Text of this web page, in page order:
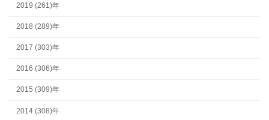
2019 (261)年
2018 (289)年
2017 (303)年
2016 (306)年
2015 (309)年
2014 (308)年